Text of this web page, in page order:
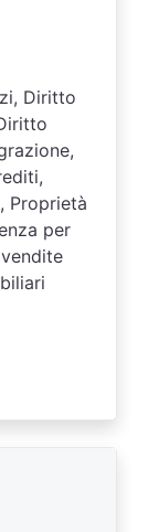
Diritto
Proprietà
per